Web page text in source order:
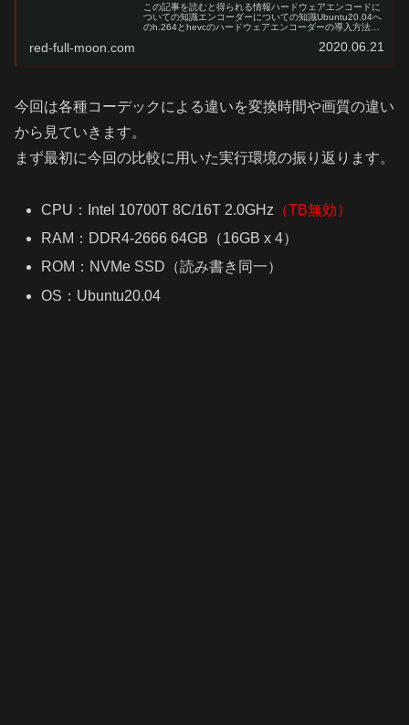
この記事を読むと得られる情報ハードウェアエンコードに
ついての知識エンコーダーについての知識Ubuntu20.04へ
のh.264とhevcのハードウェアエンコーダーの導入方法概
red-full-moon.com 2020.06.21
今回は各種コーデックによる違いを変換時間や画質の違い
から見ていきます。
まず最初に今回の比較に用いた実行環境の振り返ります。
CPU：Intel 10700T 8C/16T 2.0GHz （TB無効）
RAM：DDR4-2666 64GB（16GB x 4）
ROM：NVMe SSD（読み書き同一）
OS：Ubuntu20.04